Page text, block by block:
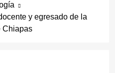
y egresado de la
Chiapas